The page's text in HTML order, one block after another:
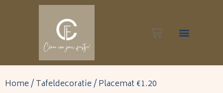
Home/Tafeldecoratie/ Placemat €1.20